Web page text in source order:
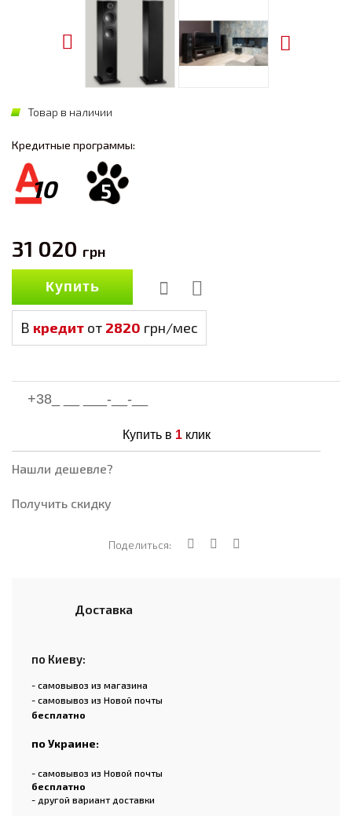
Товар в наличии
Кредитные программы:
10 5
31 020 грн
Купить
В кредит от 2820 грн/мес
Купить в 1клик
Нашли дешевле?
Получить скидку
Поделиться:
Доставка
по Киеву:
- самовывоз из магазина
- самовывоз из Новой почты
бесплатно
по Украине:
- самовывоз из Новой почты
бесплатно
- другой вариант доставки